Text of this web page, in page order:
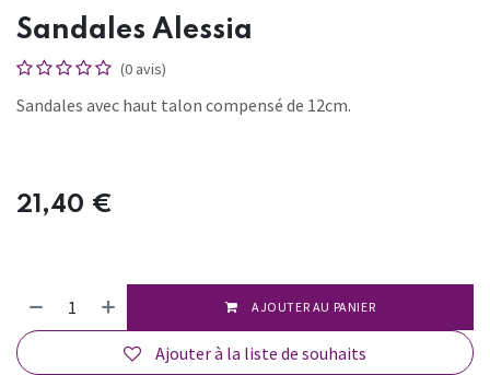
Sandales Alessia
(0 avis)
Sandales avec haut talon compensé de 12cm.
21,40 €
AJOUTER AU PANIER
Ajouter à la liste de souhaits